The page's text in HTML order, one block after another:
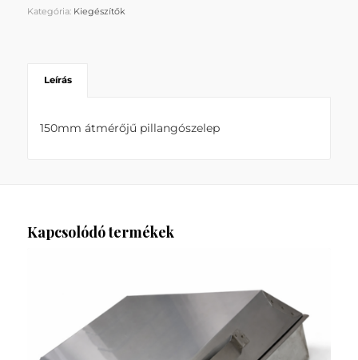
Kategória: Kiegészítők
Leírás
150mm átmérőjű pillangószelep
Kapcsolódó termékek